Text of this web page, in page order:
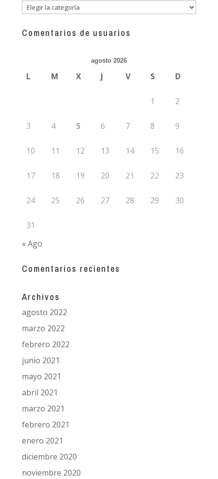
Descubre
guías
Comentarios de usuarios
agosto 2026
L M X J V S D
1 2
3 4 5 6 7 8 9
10 11 12 13 14 15 16
17 18 19 20 21 22 23
24 25 26 27 28 29 30
31
« Ago
Comentarios recientes
Archivos
agosto 2022
marzo 2022
febrero 2022
junio 2021
mayo 2021
abril 2021
marzo 2021
febrero 2021
enero 2021
diciembre 2020
noviembre 2020